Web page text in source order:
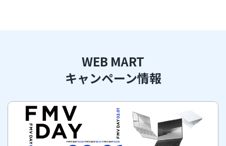
WEB MART
キャンペーン情報